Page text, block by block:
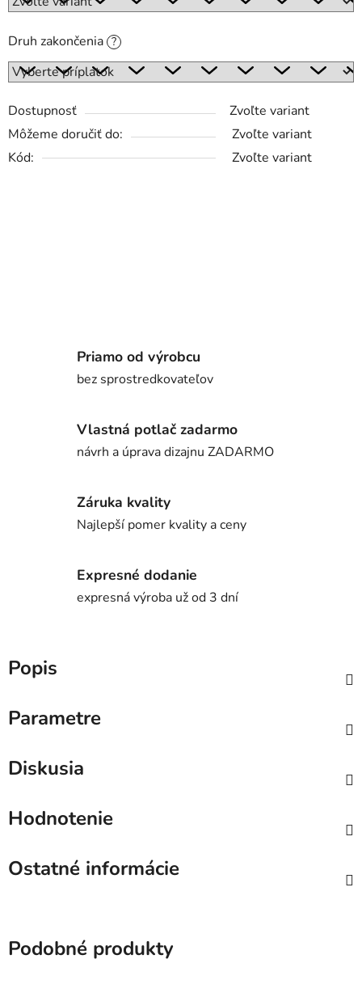
Druh zakončenia ?
Dostupnosť
Zvoľte variant
Môžeme doručiť do:
Zvoľte variant
Kód:
Zvoľte variant
Priamo od výrobcu
bez sprostredkovateľov
Vlastná potlač zadarmo
návrh a úprava dizajnu ZADARMO
Záruka kvality
Najlepší pomer kvality a ceny
Expresné dodanie
expresná výroba už od 3 dní
Popis
Parametre
Diskusia
Hodnotenie
Ostatné informácie
Podobné produkty